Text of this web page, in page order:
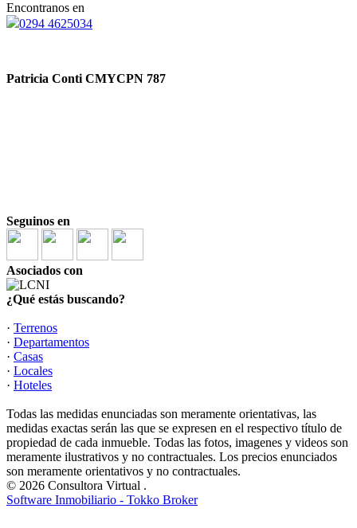
Encontranos en
0294 4625034
Patricia Conti CMYCPN 787
Seguinos en
Asociados con
¿Qué estás buscando?
· Terrenos
· Departamentos
· Casas
· Locales
· Hoteles
Todas las medidas enunciadas son meramente orientativas, las
medidas exactas serán las que se expresen en el respectivo título de
propiedad de cada inmueble. Todas las fotos, imagenes y videos son
meramente ilustrativos y no contractuales. Los precios enunciados
son meramente orientativos y no contractuales.
© 2026 Consultora Virtual .
Software Inmobiliario - Tokko Broker